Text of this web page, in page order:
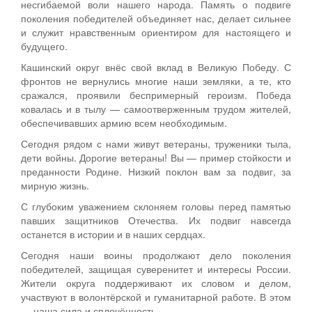
несгибаемой воли нашего народа. Память о подвиге
поколения победителей объединяет нас, делает сильнее
и служит нравственным ориентиром для настоящего и
будущего.
Кашинский округ внёс свой вклад в Великую Победу. С
фронтов не вернулись многие наши земляки, а те, кто
сражался, проявили беспримерный героизм. Победа
ковалась и в тылу — самоотверженным трудом жителей,
обеспечивавших армию всем необходимым.
Сегодня рядом с нами живут ветераны, труженики тыла,
дети войны. Дорогие ветераны! Вы — пример стойкости и
преданности Родине. Низкий поклон вам за подвиг, за
мирную жизнь.
С глубоким уважением склоняем головы перед памятью
павших защитников Отечества. Их подвиг навсегда
останется в истории и в наших сердцах.
Сегодня наши воины продолжают дело поколения
победителей, защищая суверенитет и интересы России.
Жители округа поддерживают их словом и делом,
участвуют в волонтёрской и гуманитарной работе. В этом